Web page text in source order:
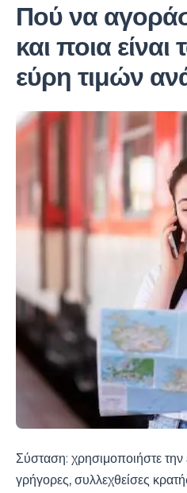
Πού να
και ποια είναι
εύρη τιμών
Σύσταση: χρησιμοποιήστε
γρήγορες, συλλεχθείσες